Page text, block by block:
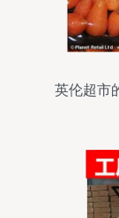
英伦超市